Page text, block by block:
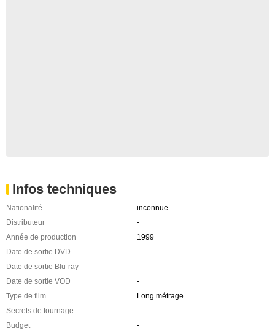
Infos techniques
Nationalité
inconnue
Distributeur
-
Année de production
1999
Date de sortie DVD
-
Date de sortie Blu-ray
-
Date de sortie VOD
-
Type de film
Long métrage
Secrets de tournage
-
Budget
-